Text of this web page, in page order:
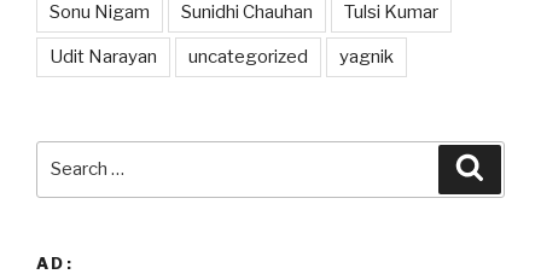
Sonu Nigam Sunidhi Chauhan Tulsi Kumar
Udit Narayan uncategorized yagnik
AD: